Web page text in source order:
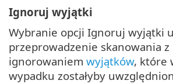
Ignoruj wyjątki
Wybranie opcji Ignoruj wyjątki
przeprowadzenie skanowania z
ignorowaniem wyjątków, które
wypadku zostałyby